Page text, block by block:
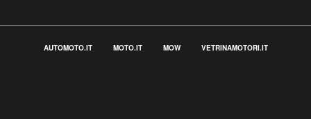
AUTOMOTO.IT MOTO.IT MOW VETRINAMOTORI.IT